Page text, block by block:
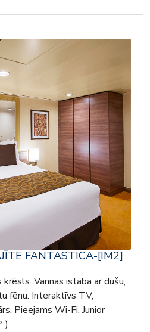
FANTASTICA-[IM2]
Vannas istaba ar dušu,
fēnu. Interaktīvs TV,
Pieejams Wi-Fi. Junior
)